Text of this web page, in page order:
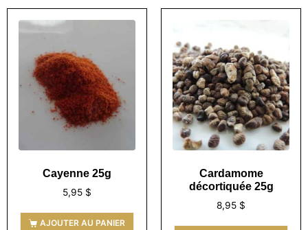
Cayenne 25g
5,95 $
AJOUTER AU PANIER
Cardamome
décortiquée 25g
8,95 $